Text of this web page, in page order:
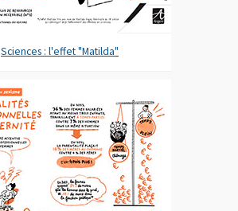
Sciences : l'effet "Matilda"